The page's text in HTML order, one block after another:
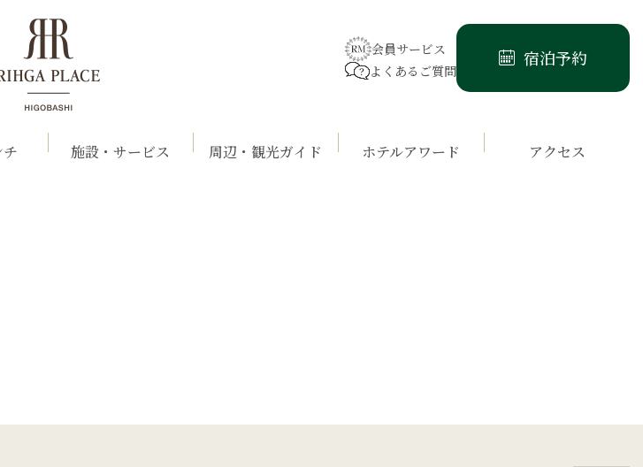
会員サービス
よくあるご質問
宿泊予約
施設・サービス 周辺・観光ガイド ホテルアワード アクセス